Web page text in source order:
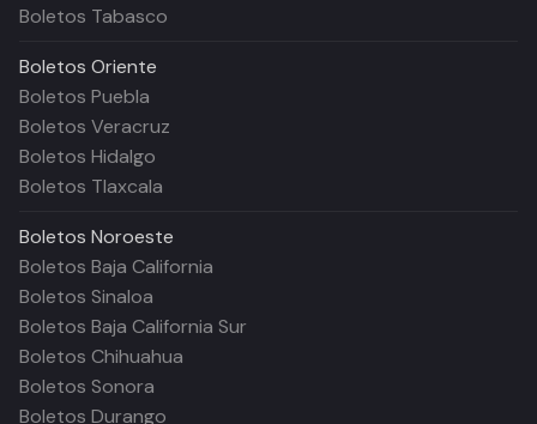
Boletos Tabasco
Boletos Oriente
Boletos Puebla
Boletos Veracruz
Boletos Hidalgo
Boletos Tlaxcala
Boletos Noroeste
Boletos Baja California
Boletos Sinaloa
Boletos Baja California Sur
Boletos Chihuahua
Boletos Sonora
Boletos Durango